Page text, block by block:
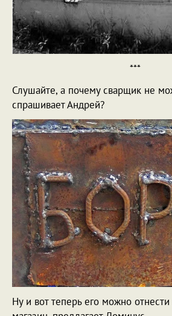
***
Слушайте, а почему сварщик не
спрашивает Андрей?
Ну и вот теперь его можно